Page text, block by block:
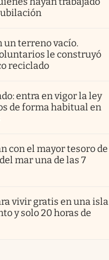
un terreno vacío.
le construyó
reciclado
entra en vigor la ley
de forma habitual en
con el mayor tesoro de
mar una de las 7
vivir gratis en una isla
y solo 20 horas de